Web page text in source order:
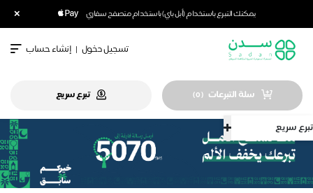
يمكنك التبرع باستخدام (أبل باي) باستخدام متصفح سفاري ×
تبرع سريع
تسجيل دخول | إنشاء حساب
سلة التبرعات (
0
) تبرع سريع